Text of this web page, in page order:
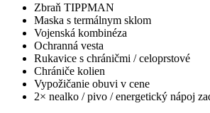
Zbraň TIPPMAN
Maska s termálnym sklom
Vojenská kombinéza
Ochranná vesta
Rukavice s chráničmi / celoprstové
Chrániče kolien
Vypožičanie obuvi v cene
2× nealko / pivo / energetický nápoj